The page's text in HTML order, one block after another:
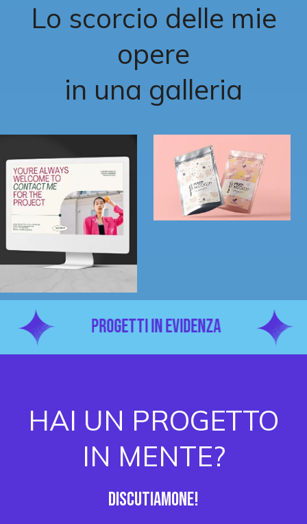
Lo scorcio delle mie
opere
in una galleria
PROGETTI IN EVIDENZA
HAI UN PROGETTO
IN MENTE?
Discutiamone!